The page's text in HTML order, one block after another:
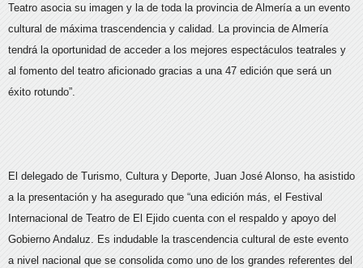
Teatro asocia su imagen y la de toda la provincia de Almería a un evento
cultural de máxima trascendencia y calidad. La provincia de Almería
tendrá la oportunidad de acceder a los mejores espectáculos teatrales y
al fomento del teatro aficionado gracias a una 47 edición que será un
éxito rotundo”.
El delegado de Turismo, Cultura y Deporte, Juan José Alonso, ha asistido
a la presentación y ha asegurado que “una edición más, el Festival
Internacional de Teatro de El Ejido cuenta con el respaldo y apoyo del
Gobierno Andaluz. Es indudable la trascendencia cultural de este evento
a nivel nacional que se consolida como uno de los grandes referentes del